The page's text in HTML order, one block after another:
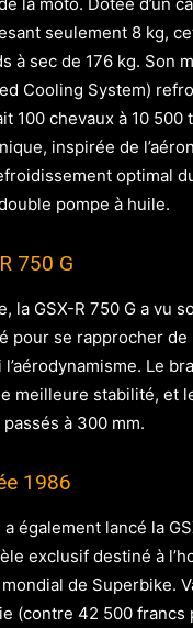
seulement 8 kg,
à sec de 176 kg. Son
Cooling System)
100 chevaux à 10 500
inspirée de
optimal
pompe à huile.
750 G
la GSX-R 750 G a vu
pour se rapprocher de
Le
meilleure stabilité, et
à 300 mm.
1986
a également lancé la
exclusif destiné à
de Superbike.
(contre 42 500 francs